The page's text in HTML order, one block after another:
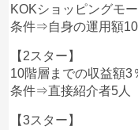
KOKショッピングモ
条件⇒自身の運用額
【2スター】
10階層までの収益額3
条件⇒直接紹介者5人
【3スター】